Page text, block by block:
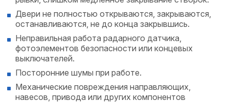
Двери не полностью открываются, закрываются,
останавливаются, не до конца закрывшись.
Неправильная работа радарного датчика,
фотоэлементов безопасности или концевых
выключателей.
Посторонние шумы при работе.
Механические повреждения направляющих,
навесов, привода или других компонентов